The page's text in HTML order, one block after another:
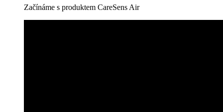
Začínáme s produktem CareSens Air